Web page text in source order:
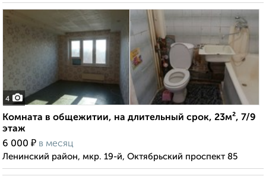
4
Комната в общежитии, на длительный срок, 23м², 7/9
этаж
6 000 ₽ в месяц
Ленинский район, мкр. 19-й, Октябрьский проспект 85